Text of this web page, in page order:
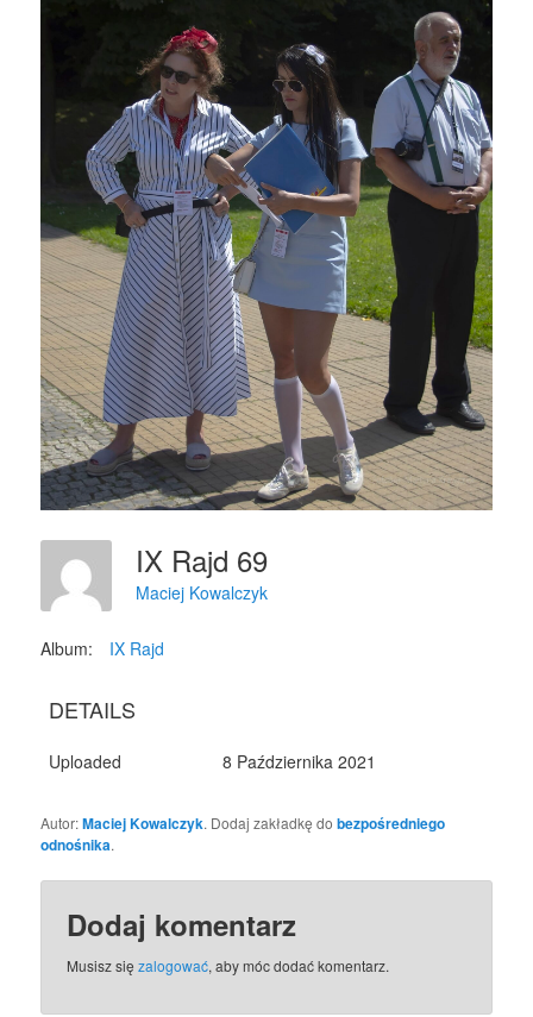
IX Rajd 69
Maciej Kowalczyk
Album: IX Rajd
DETAILS
Uploaded 8 Października 2021
Autor:Maciej Kowalczyk. Dodaj zakładkę dobezpośredniego
odnośnika.
Dodaj komentarz
Musisz sięzalogować, aby móc dodać komentarz.